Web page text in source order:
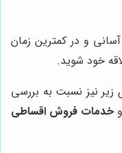
و در کمترین زمان
خود شوید.
زیر نیز نسبت به بررسی
و خدمات فروش اقساطی